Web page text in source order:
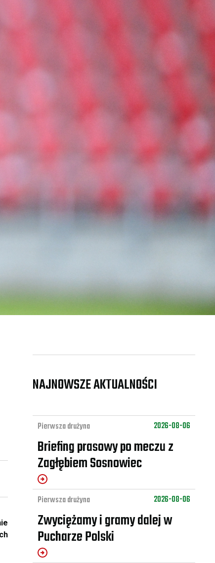
NAJNOWSZE AKTUALNOŚCI
Pierwsza drużyna 2026-08-06
Briefing prasowy po meczu z
Zagłębiem Sosnowiec
Pierwsza drużyna 2026-08-06
Zwyciężamy i gramy dalej w
Pucharze Polski